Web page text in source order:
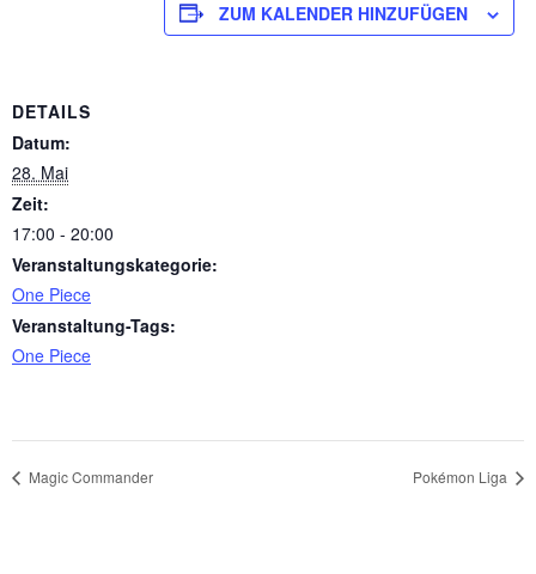
ZUM KALENDER HINZUFÜGEN
DETAILS
Datum:
28. Mai
Zeit:
17:00 - 20:00
Veranstaltungskategorie:
One Piece
Veranstaltung-Tags:
One Piece
Magic Commander Pokémon Liga